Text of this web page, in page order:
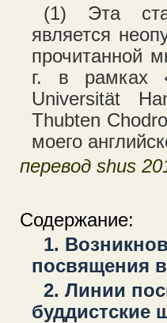
(1) Эта
является
прочитанной
г. в рамках
Universität
Thubten
моего
перевод shus
Содержание:
1.
посвящения
2. Линии
буддистские